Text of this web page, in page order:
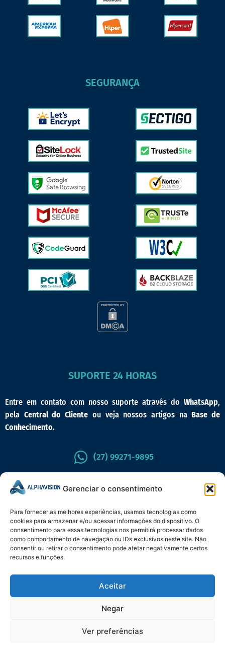
Gerenciar o consentimento
Para fornecer as melhores experiências, usamos tecnologias como
cookies para armazenar e/ou acessar informações do dispositivo. O
consentimento para essas tecnologias nos permitirá processar dados
como comportamento de navegação ou IDs exclusivos neste site. Não
consentir ou retirar o consentimento pode afetar negativamente certos
recursos e funções.
Aceitar
Negar
Ver preferências
SEGURANÇA
SUPORTE 24 HORAS
Entre em contato com nosso suporte através do WhatsApp,
pela Central do Cliente ou veja nossos artigos naBase de
Conhecimento.
(27) 99271-9895
CENTRAL DO CLIENTE
Política de Cookies
Política de Privacidade
Termos de Uso
Termos de Migração